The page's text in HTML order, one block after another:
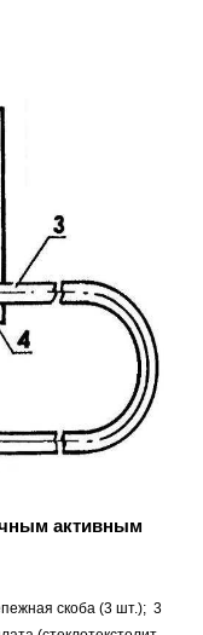
активным
скоба (3 шт.); 3